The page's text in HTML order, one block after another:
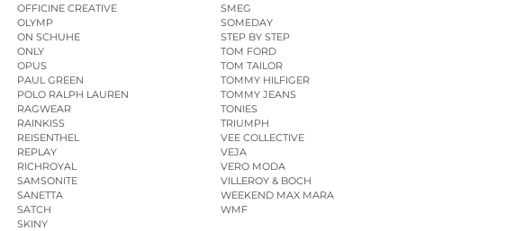
OFFICINE CREATIVE
OLYMP
ON SCHUHE
ONLY
OPUS
PAUL GREEN
POLO RALPH LAUREN
RAGWEAR
RAINKISS
REISENTHEL
REPLAY
RICHROYAL
SAMSONITE
SANETTA
SATCH
SKINY
SMEG
SOMEDAY
STEP BY STEP
TOM FORD
TOM TAILOR
TOMMY HILFIGER
TOMMY JEANS
TONIES
TRIUMPH
VEE COLLECTIVE
VEJA
VERO MODA
VILLEROY & BOCH
WEEKEND MAX MARA
WMF